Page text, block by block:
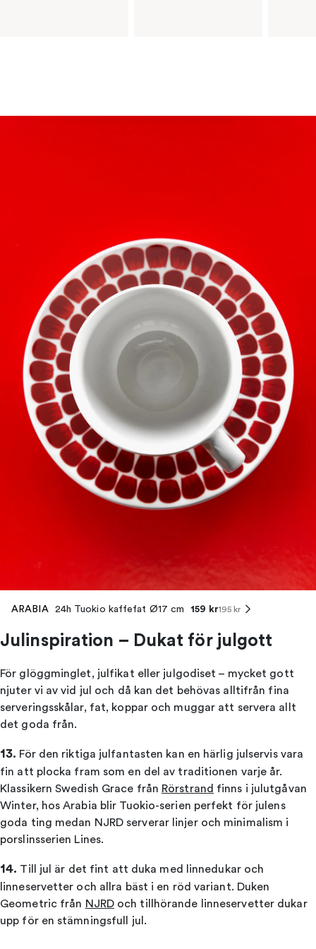
ARABIA 24h Tuokio kaffefat Ø17 cm 159 kr195 kr
Julinspiration – Dukat för julgott
För glöggminglet, julfikat eller julgodiset – mycket gott
njuter vi av vid jul och då kan det behövas alltifrån fina
serveringsskålar, fat, koppar och muggar att servera allt
det goda från.
13. För den riktiga julfantasten kan en härlig julservis vara
fin att plocka fram som en del av traditionen varje år.
Klassikern Swedish Grace från Rörstrand finns i julutgåvan
Winter, hos Arabia blir Tuokio-serien perfekt för julens
goda ting medan NJRD serverar linjer och minimalism i
porslinsserien Lines.
14. Till jul är det fint att duka med linnedukar och
linneservetter och allra bäst i en röd variant. Duken
Geometric från NJRDoch tillhörande linneservetter dukar
upp för en stämningsfull jul.